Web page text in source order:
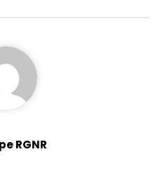
RGNR
chances de
voir du
contenu et des
offres